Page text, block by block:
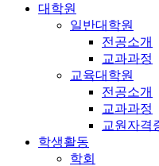
대학원
일반대학원
전공소개
교과과정
교육대학원
전공소개
교과과정
교원자격
학생활동
학회